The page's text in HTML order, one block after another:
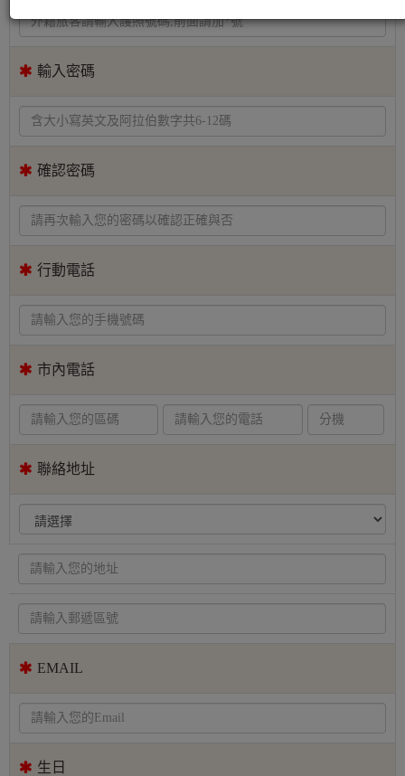
輸入密碼
確認密碼
行動電話
市內電話
聯絡地址
EMAIL
生日